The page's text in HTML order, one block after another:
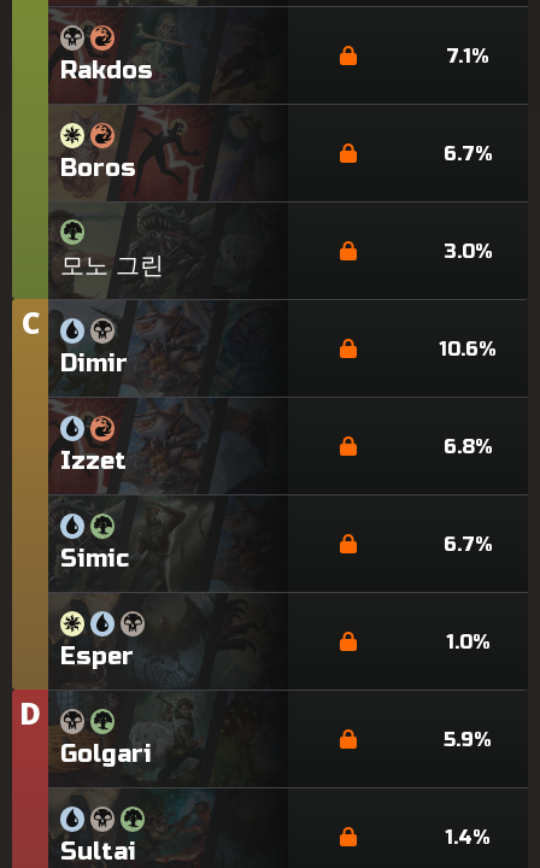
Rakdos 7.1%
Boros 6.7%
모노 그린 3.0%
티
C
Dimir 10.6%
Izzet 6.8%
Simic 6.7%
Esper 1.0%
티
D
Golgari 5.9%
Sultai 1.4%